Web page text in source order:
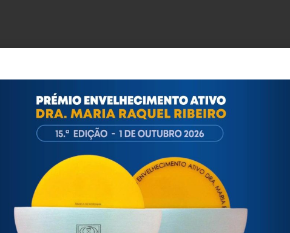
de Psicogerontologia
de Psicogerontologia-APP, Instituição Particular de
questões biopsicológicas e sociais inerentes ao envelhecimento e